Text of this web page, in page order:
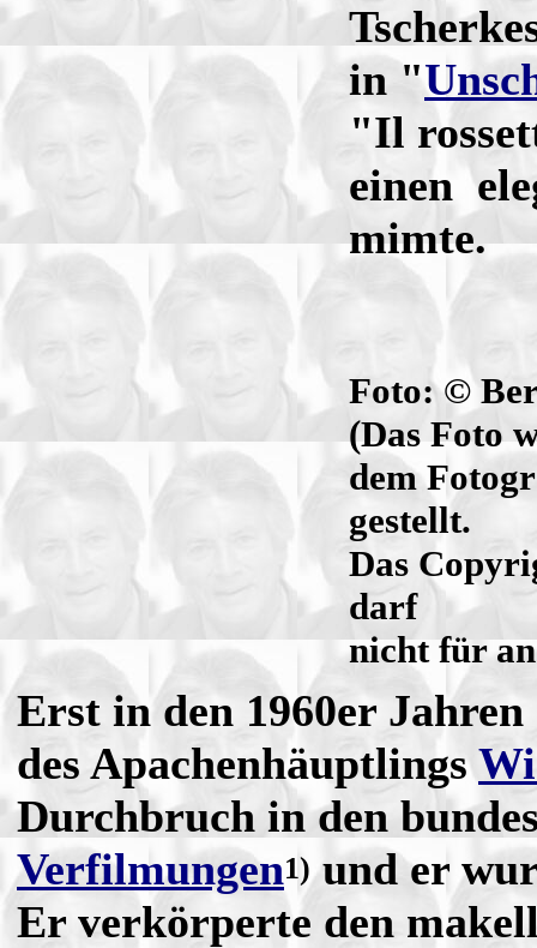
in "
"Il
einen
mimte.
Foto: ©
(Das Foto
dem
gestellt.
Das
darf
nicht für
Erst in den 1960er
des Apachenhäuptlings
Durchbruch in den
Verfilmungen1)und er
Er verkörperte den